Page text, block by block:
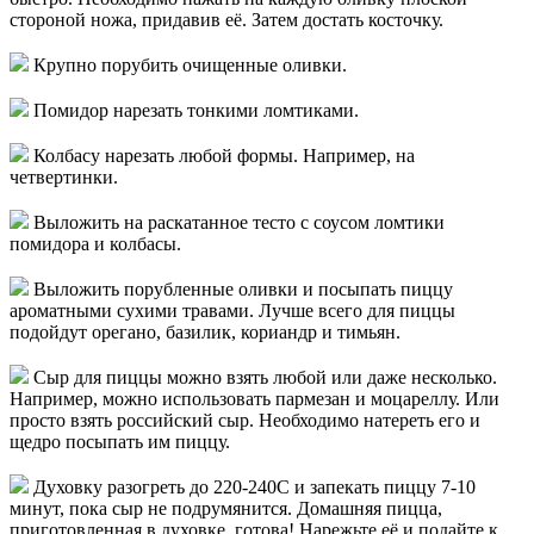
стороной ножа, придавив её. Затем достать косточку.
Крупно порубить очищенные оливки.
Помидор нарезать тонкими ломтиками.
Колбасу нарезать любой формы. Например, на
четвертинки.
Выложить на раскатанное тесто с соусом ломтики
помидора и колбасы.
Выложить порубленные оливки и посыпать пиццу
ароматными сухими травами. Лучше всего для пиццы
подойдут орегано, базилик, кориандр и тимьян.
Сыр для пиццы можно взять любой или даже несколько.
Например, можно использовать пармезан и моцареллу. Или
просто взять российский сыр. Необходимо натереть его и
щедро посыпать им пиццу.
Духовку разогреть до 220-240С и запекать пиццу 7-10
минут, пока сыр не подрумянится. Домашняя пицца,
приготовленная в духовке, готова! Нарежьте её и подайте к